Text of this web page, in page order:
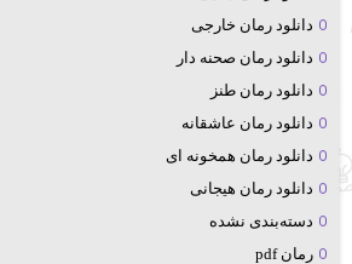
دانلود رمان خارجی
دانلود رمان صحنه دار
دانلود رمان طنز
دانلود رمان عاشقانه
دانلود رمان همخونه ای
دانلود رمان هیجانی
دسته‌بندی نشده
رمان pdf